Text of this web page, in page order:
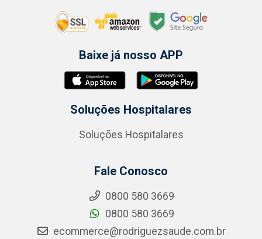
Baixe já nosso APP
Soluções Hospitalares
Soluções Hospitalares
Fale Conosco
0800 580 3669
0800 580 3669
ecommerce@rodriguezsaude.com.br